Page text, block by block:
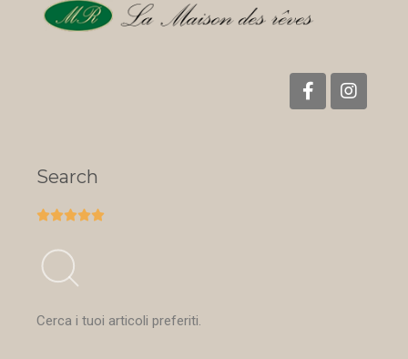
Search

Cerca i tuoi articoli preferiti.